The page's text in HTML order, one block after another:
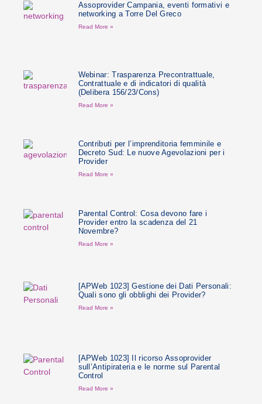
Assoprovider Campania, eventi formativi e
networking a Torre Del Greco
Read More »
Webinar: Trasparenza Precontrattuale,
Contrattuale e di indicatori di qualità
(Delibera 156/23/Cons)
Read More »
Contributi per l’imprenditoria femminile e
Decreto Sud: Le nuove Agevolazioni per i
Provider
Read More »
Parental Control: Cosa devono fare i
Provider entro la scadenza del 21
Novembre?
Read More »
[APWeb 1023] Gestione dei Dati Personali:
Quali sono gli obblighi dei Provider?
Read More »
[APWeb 1023] Il ricorso Assoprovider
sull’Antipirateria e le norme sul Parental
Control
Read More »